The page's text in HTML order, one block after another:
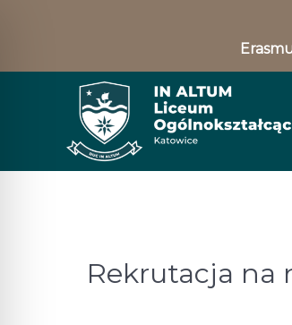
Rekrutacja na